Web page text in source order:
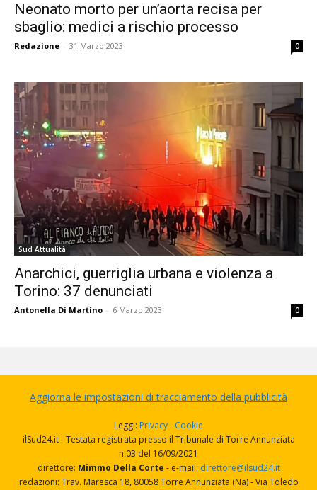
Neonato morto per un’aorta recisa per
sbaglio: medici a rischio processo
Redazione - 31 Marzo 2023 0
Sud Attualità
Anarchici, guerriglia urbana e violenza a
Torino: 37 denunciati
Antonella Di Martino - 6 Marzo 2023 0
Aggiorna le impostazioni di tracciamento della pubblicità
Leggi: Privacy- Cookie
ilSud24.it - Testata registrata presso il Tribunale di Torre Annunziata
n.03 del 16/09/2021
direttore: Mimmo Della Corte - e-mail: direttore@ilsud24.it
redazioni: Trav. Maresca 18, 80058 Torre Annunziata (Na) - Via Toledo